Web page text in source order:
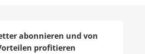
abonnieren und von
profitieren